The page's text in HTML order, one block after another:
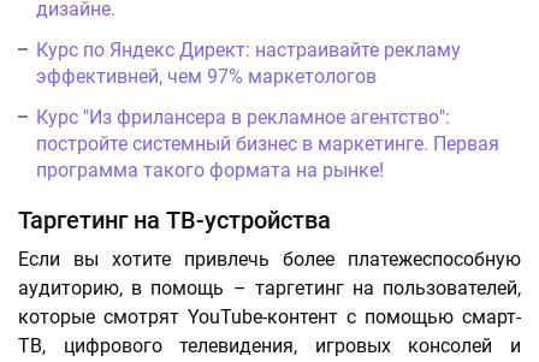
дизайне.
Курс по Яндекс Директ: настраивайте рекламу
эффективней, чем 97% маркетологов
Курс "Из фрилансера в рекламное агентство":
постройте системный бизнес в маркетинге. Первая
программа такого формата на рынке!
Таргетинг на ТВ-устройства
Если вы хотите привлечь более платежеспособную
аудиторию, в помощь – таргетинг на пользователей,
которые смотрят YouTube-контент с помощью смарт-
ТВ, цифрового телевидения, игровых консолей и